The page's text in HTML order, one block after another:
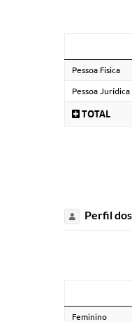
Pessoa Física
Pessoa Jurídica
TOTAL
Perfil
Feminino